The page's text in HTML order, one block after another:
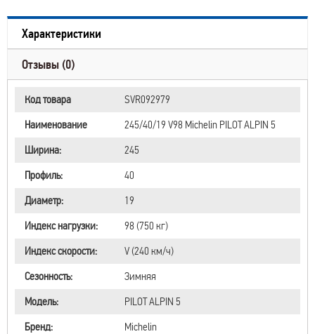
Характеристики
Отзывы (0)
Код товара
SVR092979
Наименование
245/40/19 V98 Michelin PILOT ALPIN 5
Ширина:
245
Профиль:
40
Диаметр:
19
Индекс нагрузки:
98 (750 кг)
Индекс скорости:
V (240 км/ч)
Сезонность:
Зимняя
Модель:
PILOT ALPIN 5
Бренд:
Michelin